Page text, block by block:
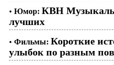
• Юмор: КВН
лучших
• Фильмы: Короткие
улыбок по разным